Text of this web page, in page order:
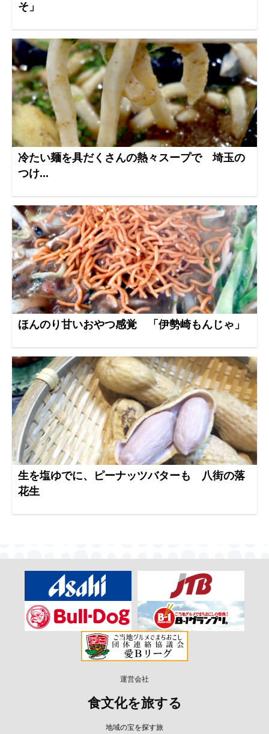
そ」
冷たい麺を具だくさんの熱々スープで 埼玉の
つけ...
ほんのり甘いおやつ感覚 「伊勢崎もんじゃ」
生を塩ゆでに、ピーナッツバターも 八街の落
花生
運営会社
食文化を旅する
地域の宝を探す旅